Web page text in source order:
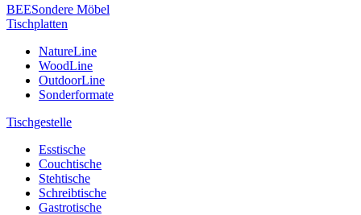
BEESondere Möbel
Tischplatten
NatureLine
WoodLine
OutdoorLine
Sonderformate
Tischgestelle
Esstische
Couchtische
Stehtische
Schreibtische
Gastrotische